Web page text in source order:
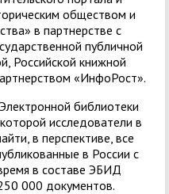
обществом и
в партнерстве с
публичной
Российской книжной
«ИнфоРост».
библиотеки
исследователи в
в перспективе, все
в России с
в составе ЭБИД
000 документов.